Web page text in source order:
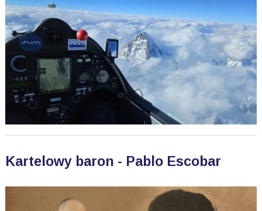
Kartelowy baron - Pablo Escobar